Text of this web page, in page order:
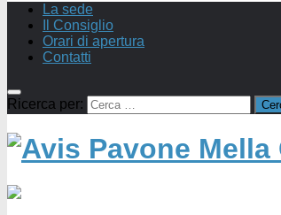
La sede
Il Consiglio
Orari di apertura
Contatti
Ricerca per: